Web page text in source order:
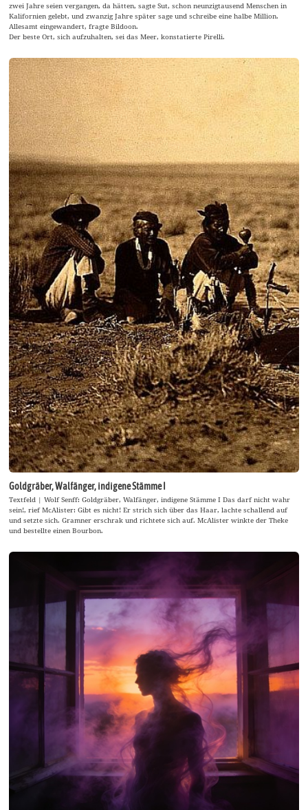
zwei Jahre seien vergangen, da hätten, sagte Sut, schon neunzigtausend Menschen in
Kalifornien gelebt, und zwanzig Jahre später sage und schreibe eine halbe Million.
Allesamt eingewandert, fragte Bildoon.
Der beste Ort, sich aufzuhalten, sei das Meer, konstatierte Pirelli.
Goldgräber, Walfänger, indigene Stämme I
Textfeld | Wolf Senff: Goldgräber, Walfänger, indigene Stämme I Das darf nicht wahr
sein!, rief McAlister: Gibt es nicht! Er strich sich über das Haar, lachte schallend auf
und setzte sich. Gramner erschrak und richtete sich auf. McAlister winkte der Theke
und bestellte einen Bourbon.